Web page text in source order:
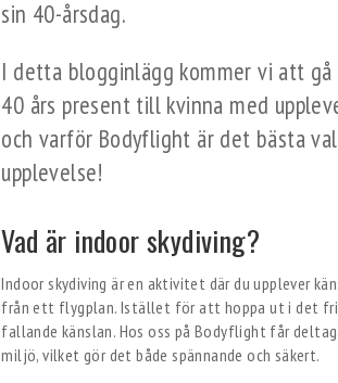
sin 40-årsdag.
I detta blogginlägg kommer vi att
40 års present till kvinna med
och varför Bodyflight är det bästa
upplevelse!
Vad är indoor skydiving?
Indoor skydiving är en aktivitet där du upplever
från ett flygplan. Istället för att hoppa ut i det
fallande känslan. Hos oss på Bodyflight får
miljö, vilket gör det både spännande och säkert.